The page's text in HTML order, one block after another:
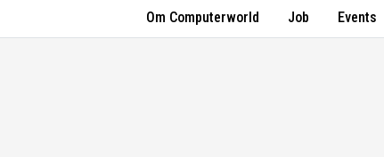
Om Computerworld Job Events